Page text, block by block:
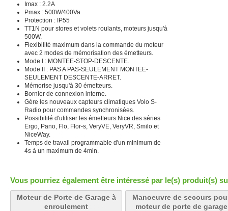
Imax : 2.2A
Pmax : 500W/400Va
Protection : IP55
TT1N pour stores et volets roulants, moteurs jusqu'à
500W.
Flexibilité maximum dans la commande du moteur
avec 2 modes de mémorisation des émetteurs.
Mode I : MONTEE-STOP-DESCENTE.
Mode II : PAS A PAS-SEULEMENT MONTEE-
SEULEMENT DESCENTE-ARRET.
Mémorise jusqu'à 30 émetteurs.
Bornier de connexion interne.
Gère les nouveaux capteurs climatiques Volo S-
Radio pour commandes synchronisées.
Possibilité d'utiliser les émetteurs Nice des séries
Ergo, Pano, Flo, Flor-s, VeryVE, VeryVR, Smilo et
NiceWay.
Temps de travail programmable d'un minimum de
4s à un maximum de 4min.
Vous pourriez également être intéressé par le(s) produit(s)
Moteur de Porte de Garage à
enroulement
Manoeuvre de secours
moteur de porte de garage